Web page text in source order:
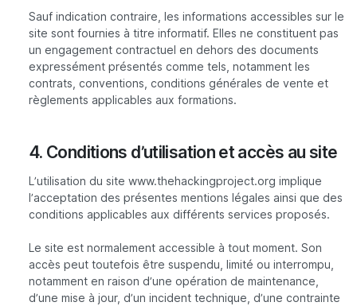
Sauf indication contraire, les informations accessibles sur le
site sont fournies à titre informatif. Elles ne constituent pas
un engagement contractuel en dehors des documents
expressément présentés comme tels, notamment les
contrats, conventions, conditions générales de vente et
règlements applicables aux formations.
4. Conditions d’utilisation et accès au site
L’utilisation du site www.thehackingproject.org implique
l’acceptation des présentes mentions légales ainsi que des
conditions applicables aux différents services proposés.
Le site est normalement accessible à tout moment. Son
accès peut toutefois être suspendu, limité ou interrompu,
notamment en raison d’une opération de maintenance,
d’une mise à jour, d’un incident technique, d’une contrainte